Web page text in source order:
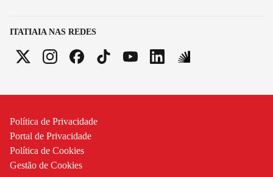
ITATIAIA NAS REDES
Política de Privacidade
Portal de Privacidade
Política de Cookies
Gestão de Cookies